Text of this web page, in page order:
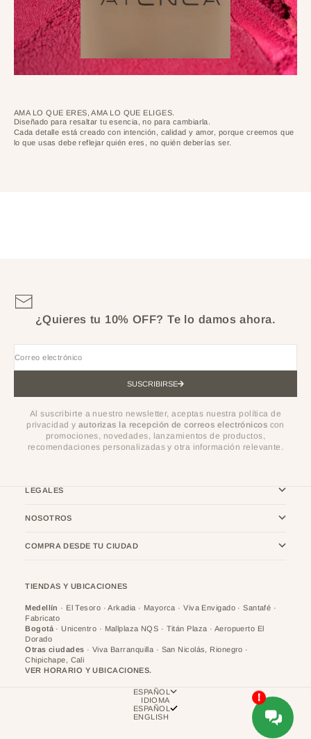
AMA LO QUE ERES, AMA LO QUE ELIGES.
Diseñado para resaltar tu esencia, no para cambiarla.
Cada detalle está creado con intención, calidad y amor, porque creemos que
lo que usas debe reflejar quién eres, no quién deberías ser.
¿Quieres tu 10% OFF? Te lo damos ahora.
Correo electrónico
SUSCRIBIRSE
Al suscribirte a nuestro newsletter, aceptas nuestra política de
privacidad y autorizas la recepción de correos electrónicos con
promociones, novedades, lanzamientos de productos,
recomendaciones personalizadas y otra información relevante.
LEGALES
NOSOTROS
COMPRA DESDE TU CIUDAD
TIENDAS Y UBICACIONES
Medellín · El Tesoro · Arkadia · Mayorca · Viva Envigado · Santafé ·
Fabricato
Bogotá· Unicentro · Mallplaza NQS · Titán Plaza · Aeropuerto El
Dorado
Otras ciudades · Viva Barranquilla · San Nicolás, Rionegro ·
Chipichape, Cali
VER HORARIO Y UBICACIONES.
ESPAÑOL
IDIOMA
ESPAÑOL
ENGLISH